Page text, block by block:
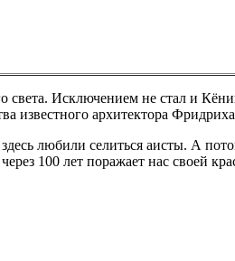
света. Исключением не стал и
известного архитектора
здесь любили селиться аисты. А
100 лет поражает нас своей